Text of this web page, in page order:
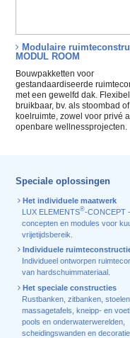
Modulaire
MODUL ROOM
Bouwpakketten voor
gestandaardiseerde
met een gewelfd dak. Flexibel
bruikbaar, bv. als stoombad of
koelruimte, zowel voor privé
openbare wellnessprojecten.
Speciale oplossingen
Het individuele maatwerk
LUX ELEMENTS®-CONCEPT
concepten en modules voor
vrijetijdsbereik.
Individuele
Individueel ontworpen
van hardschuimmateriaal.
Het speciale constructies
Rustbanken, zitbanken, stoelen,
massagetafels, kneipp- en
pools en onderwaterwerelden,
scheidingswanden en